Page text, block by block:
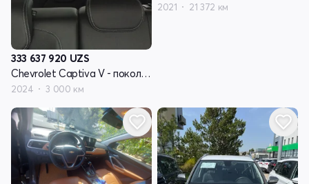
333 637 920 UZS
Chevrolet Captiva V - поколение
2024 3 000 км
2021 21 372 км